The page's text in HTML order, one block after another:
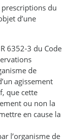
prescriptions du
d’une
6352-3 du Code
de
agissement
que cette
ou non la
en cause la
l’organisme de